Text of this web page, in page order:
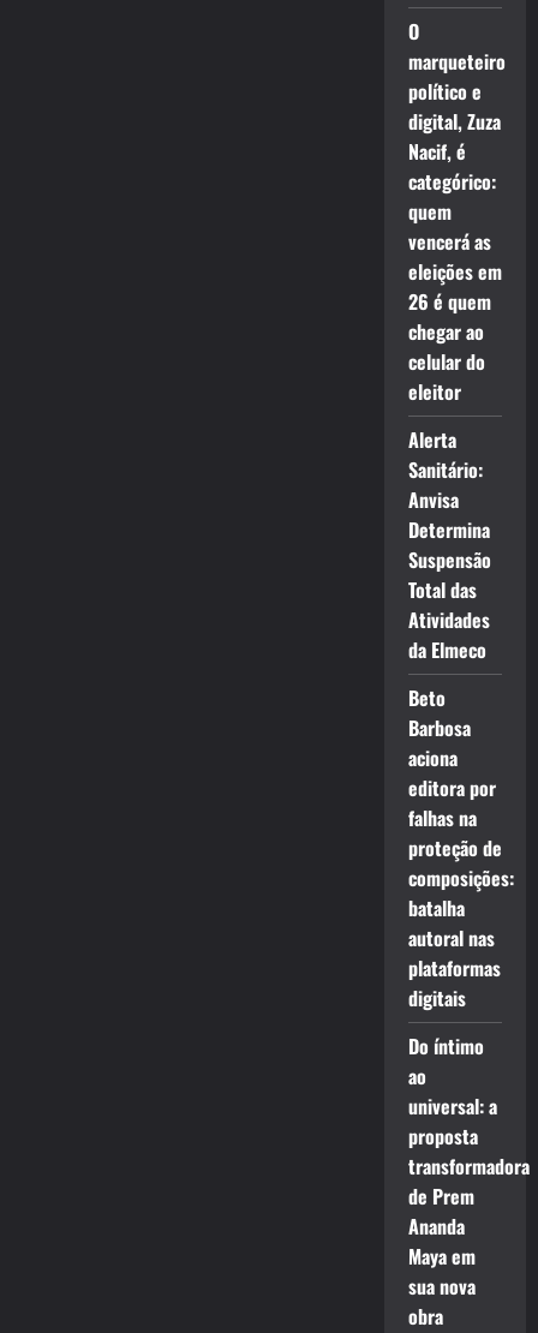
O
marqueteiro
político e
digital, Zuza
Nacif, é
categórico:
quem
vencerá as
eleições em
26 é quem
chegar ao
celular do
eleitor
Alerta
Sanitário:
Anvisa
Determina
Suspensão
Total das
Atividades
da Elmeco
Beto
Barbosa
aciona
editora por
falhas na
proteção de
composições:
batalha
autoral nas
plataformas
digitais
Do íntimo
ao
universal: a
proposta
transformadora
de Prem
Ananda
Maya em
sua nova
obra